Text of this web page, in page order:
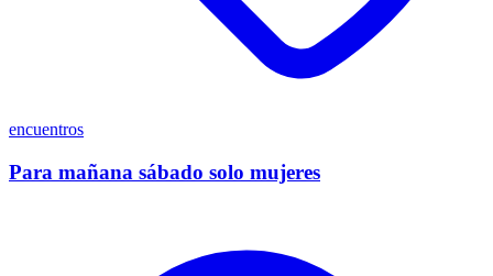
encuentros
Para mañana sábado solo mujeres